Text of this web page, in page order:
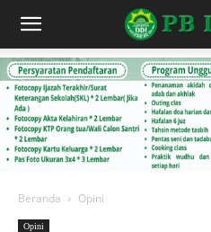
Beranda Opini
Opini